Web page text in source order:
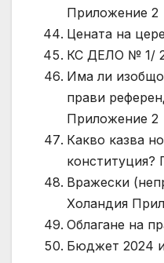
Приложение 2
Цената на
КС ДЕЛО № 1/
Има ли
прави
Приложение 2
Какво казва
конституция?
Вражески
Холандия
Облагане на
Бюджет 2024